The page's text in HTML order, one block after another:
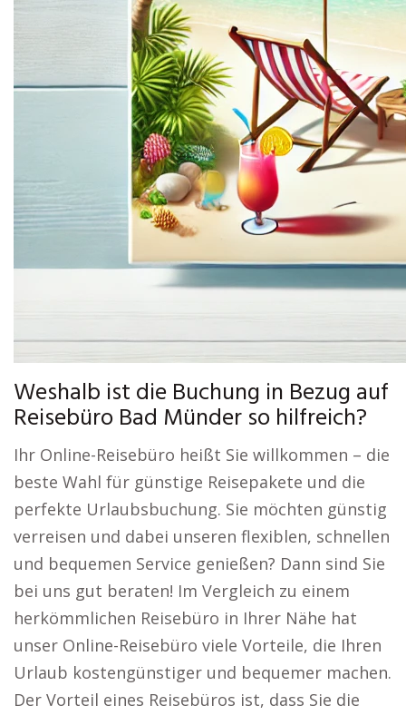
Weshalb ist die Buchung in Bezug auf
Reisebüro Bad Münder so hilfreich?
Ihr Online-Reisebüro heißt Sie willkommen – die
beste Wahl für günstige Reisepakete und die
perfekte Urlaubsbuchung. Sie möchten günstig
verreisen und dabei unseren flexiblen, schnellen
und bequemen Service genießen? Dann sind Sie
bei uns gut beraten! Im Vergleich zu einem
herkömmlichen Reisebüro in Ihrer Nähe hat
unser Online-Reisebüro viele Vorteile, die Ihren
Urlaub kostengünstiger und bequemer machen.
Der Vorteil eines Reisebüros ist, dass Sie die